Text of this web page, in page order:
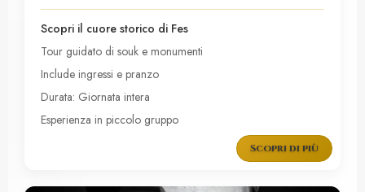
Scopri il cuore storico di Fes
Tour guidato di souk e monumenti
Include ingressi e pranzo
Durata: Giornata intera
Esperienza in piccolo gruppo
Scopri di più